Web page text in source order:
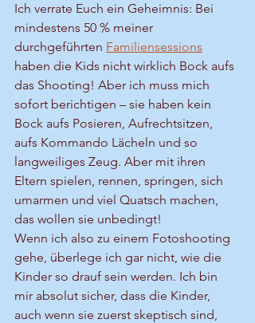
Ich verrate Euch ein Geheimnis: Bei
mindestens 50 % meiner
durchgeführten Familiensessions
haben die Kids nicht wirklich Bock aufs
das Shooting! Aber ich muss mich
sofort berichtigen – sie haben kein
Bock aufs Posieren, Aufrechtsitzen,
aufs Kommando Lächeln und so
langweiliges Zeug. Aber mit ihren
Eltern spielen, rennen, springen, sich
umarmen und viel Quatsch machen,
das wollen sie unbedingt!
Wenn ich also zu einem Fotoshooting
gehe, überlege ich gar nicht, wie die
Kinder so drauf sein werden. Ich bin
mir absolut sicher, dass die Kinder,
auch wenn sie zuerst skeptisch sind,